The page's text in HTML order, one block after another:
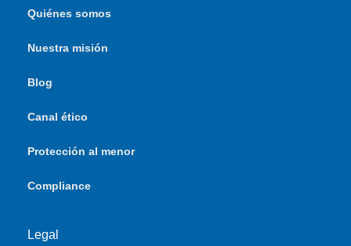
Quiénes somos
Nuestra misión
Blog
Canal ético
Protección al menor
Compliance
Legal